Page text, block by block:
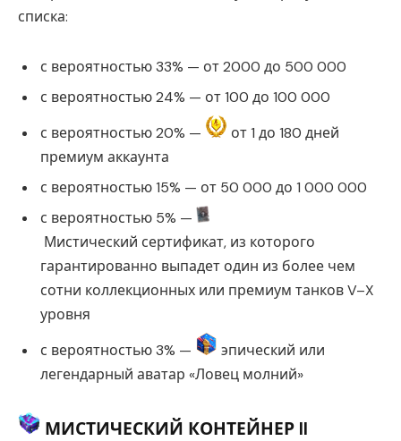
списка:
с вероятностью 33% — от 2000 до 500 000
с вероятностью 24% — от 100 до 100 000
с вероятностью 20% —
от 1 до 180 дней
премиум аккаунта
с вероятностью 15% — от 50 000 до 1 000 000
с вероятностью 5% —
Мистический сертификат, из которого
гарантированно выпадет один из более чем
сотни коллекционных или премиум танков V–X
уровня
с вероятностью 3% —
эпический или
легендарный аватар «Ловец молний»
МИСТИЧЕСКИЙ КОНТЕЙНЕР II